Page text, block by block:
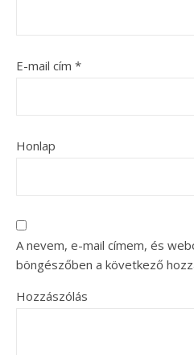
E-mail cím *
Honlap
A nevem, e-mail címem, és
böngészőben a következő
Hozzászólás